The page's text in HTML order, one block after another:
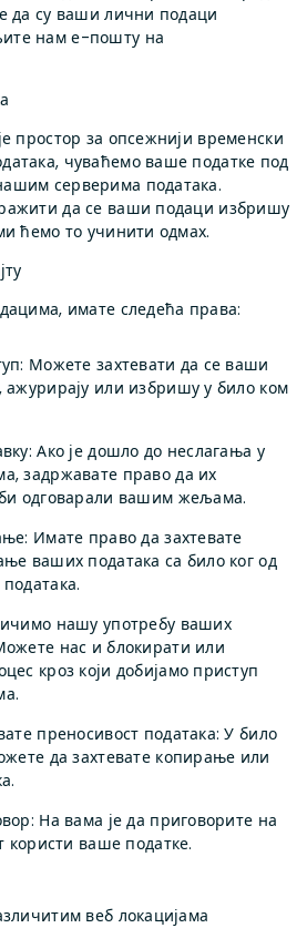
да су ваши лични подаци
нам е-пошту на
простор за опсежнији временски
чуваћемо ваше податке под
серверима података.
да се ваши подаци избришу
ћемо то учинити одмах.
имате следећа права:
Можете захтевати да се ваши
ажурирају или избришу у било ком
Ако је дошло до неслагања у
задржавате право да их
одговарали вашим жељама.
Имате право да захтевате
ваших података са било ког од
нашу употребу ваших
нас и блокирати или
кроз који добијамо приступ
преносивост података: У било
да захтевате копирање или
На вама је да приговорите на
користи ваше податке.
веб локацијама